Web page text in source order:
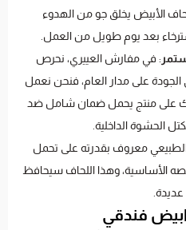
الأبيض يخلق جو من الهدوء
بعد يوم طويل من العمل.
: في مفارش العييري، نحرص
على مدار العام، فنحن نعمل
على منتج يحمل ضمان شامل ضد
الحشوة الداخلية.
معروف بقدرته على تحمل
الأساسية، وهذا اللحاف سيحافظ
عديدة.
فندقي